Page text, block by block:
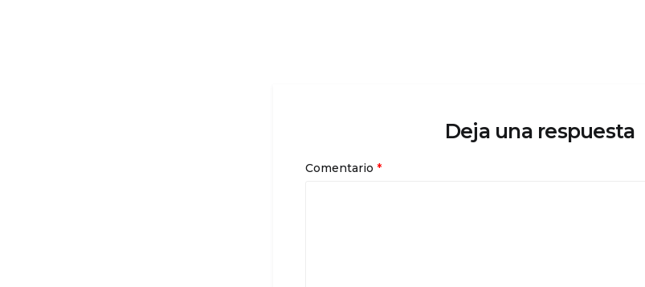
Deja una respuesta
Comentario *